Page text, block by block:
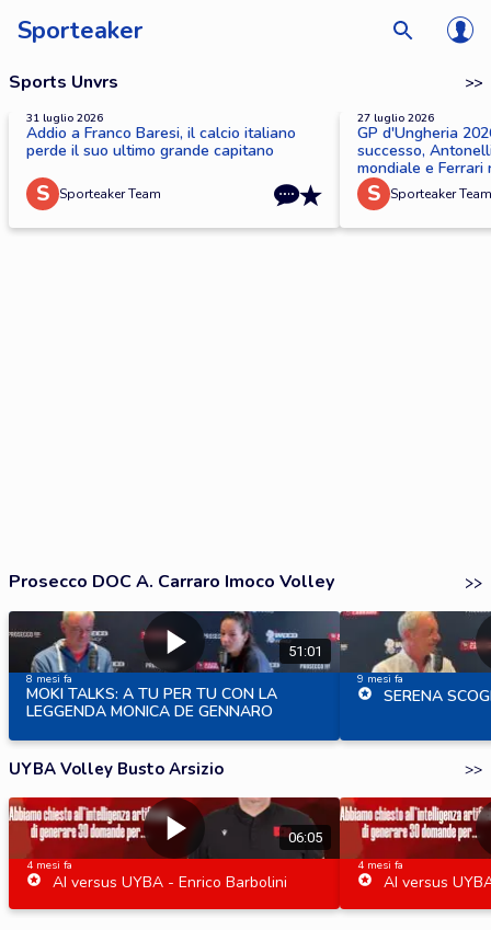
Sporteaker
Sports Unvrs >>
31 luglio 2026
Addio a Franco Baresi, il calcio italiano
perde il suo ultimo grande capitano
S Sporteaker Team
27 luglio 2026
GP d'Ungheria
successo,
mondiale e
S Sporteaker
Prosecco DOC A. Carraro Imoco Volley >>
51:01
8 mesi fa
MOKI TALKS: A TU PER TU CON LA
LEGGENDA MONICA DE GENNARO
9 mesi fa
SERENA
UYBA Volley Busto Arsizio >>
06:05
4 mesi fa
AI versus UYBA - Enrico Barbolini
4 mesi fa
AI versus